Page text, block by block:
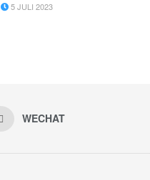
5 JULI 2023
WECHAT